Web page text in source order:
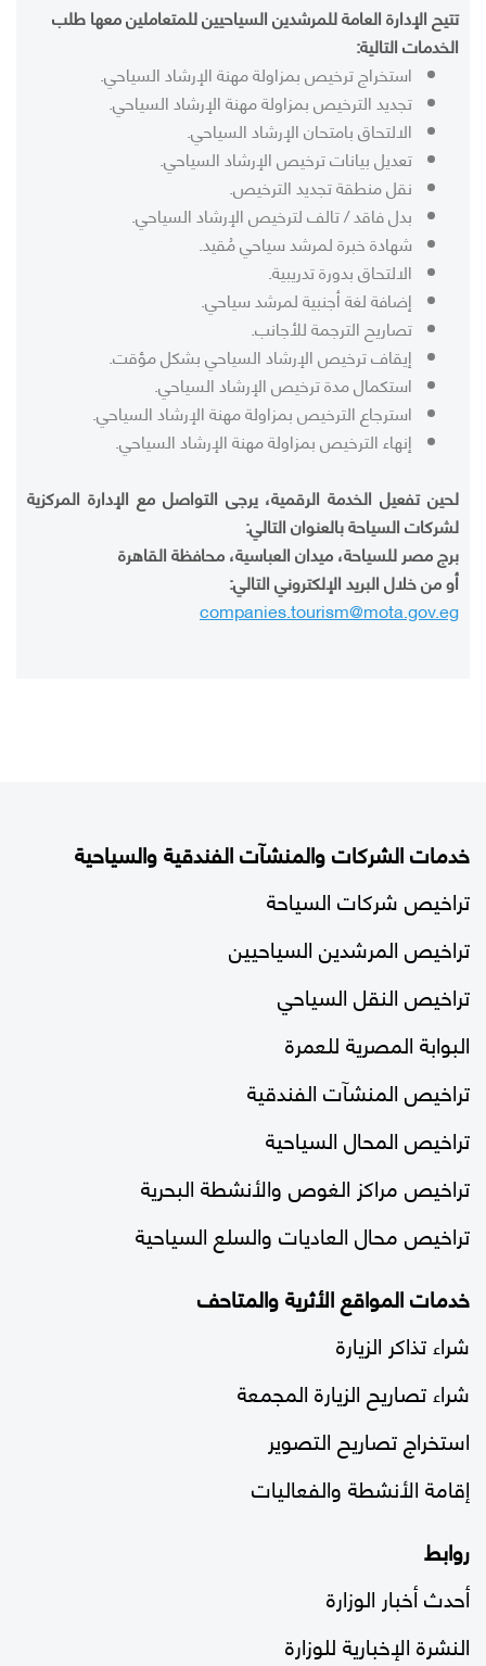
تتيح الإدارة العامة للمرشدين السياحيين للمتعاملين معها طلب
الخدمات التالية:
استخراج ترخيص بمزاولة مهنة الإرشاد السياحي.
تجديد الترخيص بمزاولة مهنة الإرشاد السياحي.
الالتحاق بامتحان الإرشاد السياحي.
تعديل بيانات ترخيص الإرشاد السياحي.
نقل منطقة تجديد الترخيص.
بدل فاقد / تالف لترخيص الإرشاد السياحي.
شهادة خبرة لمرشد سياحي مُقيد.
الالتحاق بدورة تدريبية.
إضافة لغة أجنبية لمرشد سياحي.
تصاريح الترجمة للأجانب.
إيقاف ترخيص الإرشاد السياحي بشكل مؤقت.
استكمال مدة ترخيص الإرشاد السياحي.
استرجاع الترخيص بمزاولة مهنة الإرشاد السياحي.
إنهاء الترخيص بمزاولة مهنة الإرشاد السياحي.
لحين تفعيل الخدمة الرقمية، يرجى التواصل مع الإدارة المركزية
لشركات السياحة بالعنوان التالي:
برج مصر للسياحة، ميدان العباسية، محافظة القاهرة
أو من خلال البريد الإلكتروني التالي:
companies.tourism@mota.gov.eg
خدمات الشركات والمنشآت الفندقية والسياحية
تراخيص شركات السياحة
تراخيص المرشدين السياحيين
تراخيص النقل السياحي
البوابة المصرية للعمرة
تراخيص المنشآت الفندقية
تراخيص المحال السياحية
تراخيص مراكز الغوص والأنشطة البحرية
تراخيص محال العاديات والسلع السياحية
خدمات المواقع الأثرية والمتاحف
شراء تذاكر الزيارة
شراء تصاريح الزيارة المجمعة
استخراج تصاريح التصوير
إقامة الأنشطة والفعاليات
روابط
أحدث أخبار الوزارة
النشرة الإخبارية للوزارة